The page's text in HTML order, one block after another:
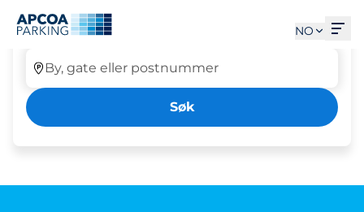
NO
Parkering
Søk